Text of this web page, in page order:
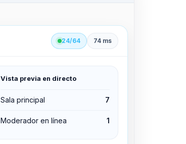
24/64 74 ms
Vista previa en directo
Sala principal 7
Moderador en línea 1